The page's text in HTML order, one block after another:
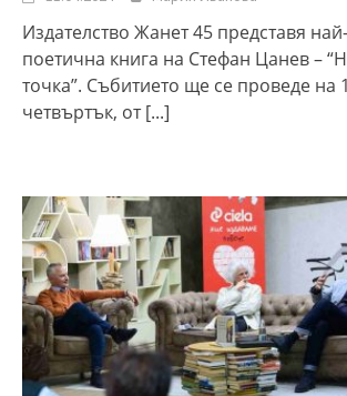
Издателство Жанет 45 представя
поетична книга на Стефан Цанев –
точка”. Събитието ще се проведе на
четвъртък, от[...]